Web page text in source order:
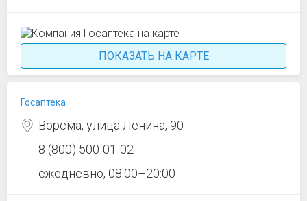
ПОКАЗАТЬ НА КАРТЕ
Госаптека
Ворсма, улица Ленина, 90
8 (800) 500-01-02
ежедневно, 08:00–20:00